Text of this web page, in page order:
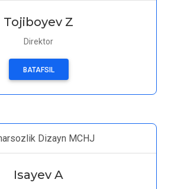
Tojiboyev Z
Direktor
BATAFSIL
Dizayn MCHJ
Isayev A